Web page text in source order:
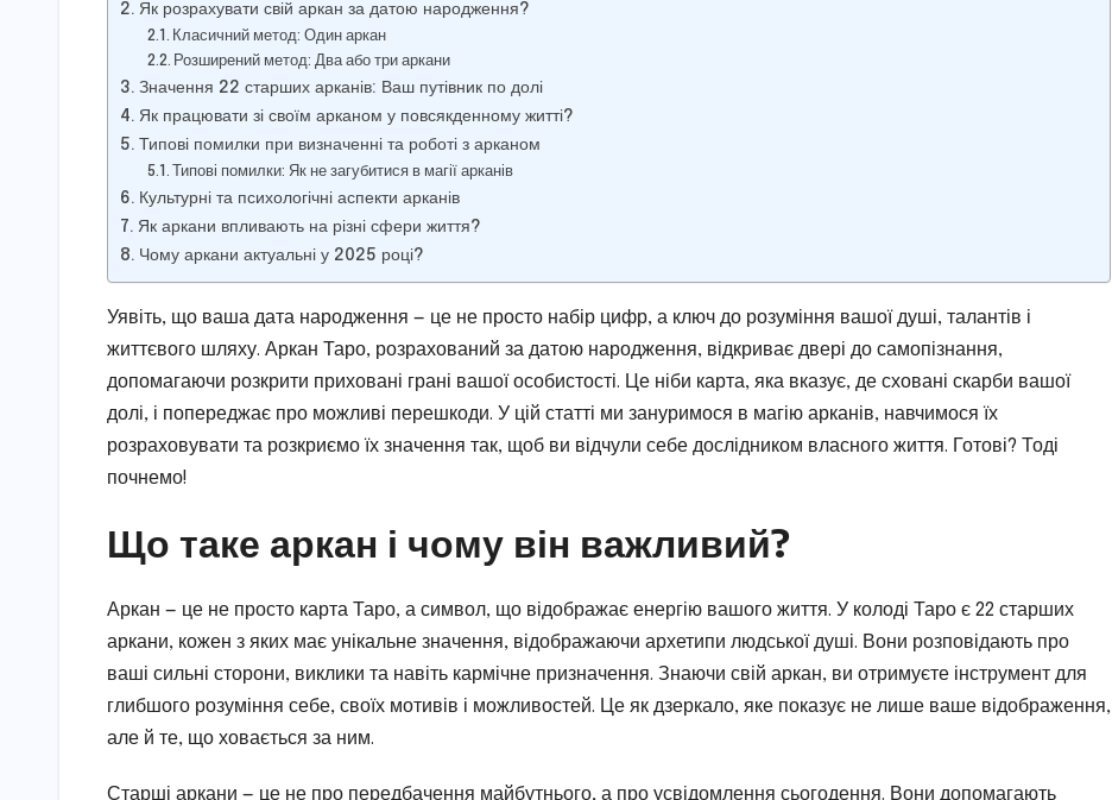
Як розрахувати свій аркан за датою народження?
Класичний метод: Один аркан
Розширений метод: Два або три аркани
Значення 22 старших арканів: Ваш путівник по долі
Як працювати зі своїм арканом у повсякденному житті?
Типові помилки при визначенні та роботі з арканом
Типові помилки: Як не загубитися в магії арканів
Культурні та психологічні аспекти арканів
Як аркани впливають на різні сфери життя?
Чому аркани актуальні у 2025 році?
Уявіть, що ваша дата народження — це не просто набір цифр, а ключ до розуміння вашої душі, талантів і
життєвого шляху. Аркан Таро, розрахований за датою народження, відкриває двері до самопізнання,
допомагаючи розкрити приховані грані вашої особистості. Це ніби карта, яка вказує, де сховані скарби вашої
долі, і попереджає про можливі перешкоди. У цій статті ми зануримося в магію арканів, навчимося їх
розраховувати та розкриємо їх значення так, щоб ви відчули себе дослідником власного життя. Готові? Тоді
почнемо!
Що таке аркан і чому він важливий?
Аркан — це не просто карта Таро, а символ, що відображає енергію вашого життя. У колоді Таро є 22 старших
аркани, кожен з яких має унікальне значення, відображаючи архетипи людської душі. Вони розповідають про
ваші сильні сторони, виклики та навіть кармічне призначення. Знаючи свій аркан, ви отримуєте інструмент для
глибшого розуміння себе, своїх мотивів і можливостей. Це як дзеркало, яке показує не лише ваше відображення,
але й те, що ховається за ним.
Старші аркани — це не про передбачення майбутнього, а про усвідомлення сьогодення. Вони допомагають